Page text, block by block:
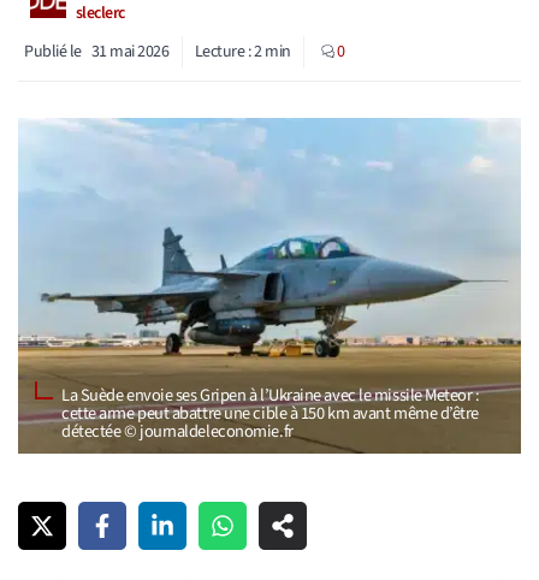
sleclerc
Publié le 31 mai 2026 Lecture :2min 0
La Suède envoie ses Gripen à l’Ukraine avec le missile Meteor :
cette arme peut abattre une cible à 150 km avant même d’être
détectée © journaldeleconomie.fr